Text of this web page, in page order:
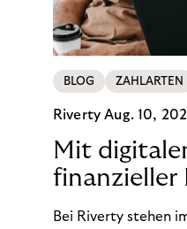
BLOG ZAHLARTEN
RivertyAug. 10,
Mit
finanzieller
Bei Riverty stehen